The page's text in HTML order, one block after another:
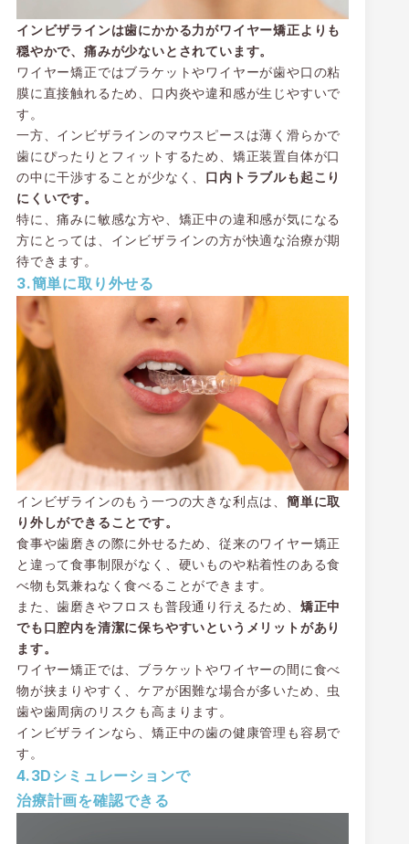
インビザラインは歯にかかる力がワイヤー矯正よりも
穏やかで、痛みが少ないとされています。
ワイヤー矯正ではブラケットやワイヤーが歯や口の粘
膜に直接触れるため、口内炎や違和感が生じやすいで
す。
一方、インビザラインのマウスピースは薄く滑らかで
歯にぴったりとフィットするため、矯正装置自体が口
の中に干渉することが少なく、 口内トラブルも起こり
にくいです。
特に、痛みに敏感な方や、矯正中の違和感が気になる
方にとっては、インビザラインの方が快適な治療が期
待できます。
3.簡単に取り外せる
インビザラインのもう一つの大きな利点は、 簡単に取
り外しができることです。
食事や歯磨きの際に外せるため、従来のワイヤー矯正
と違って食事制限がなく、硬いものや粘着性のある食
べ物も気兼ねなく食べることができます。
また、歯磨きやフロスも普段通り行えるため、 矯正中
でも口腔内を清潔に保ちやすいというメリットがあり
ます。
ワイヤー矯正では、ブラケットやワイヤーの間に食べ
物が挟まりやすく、ケアが困難な場合が多いため、虫
歯や歯周病のリスクも高まります。
インビザラインなら、矯正中の歯の健康管理も容易で
す。
4.3Dシミュレーションで
治療計画を確認できる